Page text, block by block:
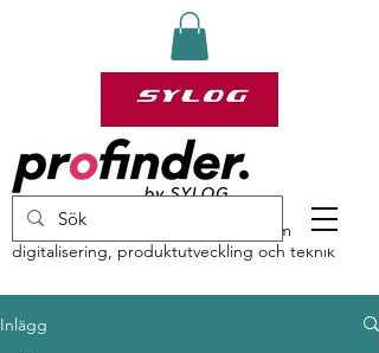
profinder by Sylog – specialister inom
digitalisering, produktutveckling och teknik
Inlägg